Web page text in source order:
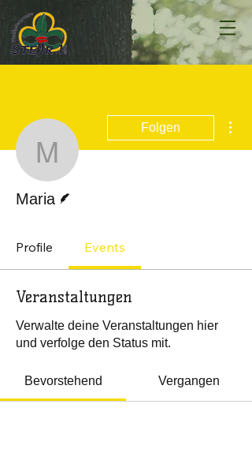
Maria
Folgen
Maria
Profile Events
Veranstaltungen
Verwalte deine Veranstaltungen hier
und verfolge den Status mit.
Bevorstehend Vergangen